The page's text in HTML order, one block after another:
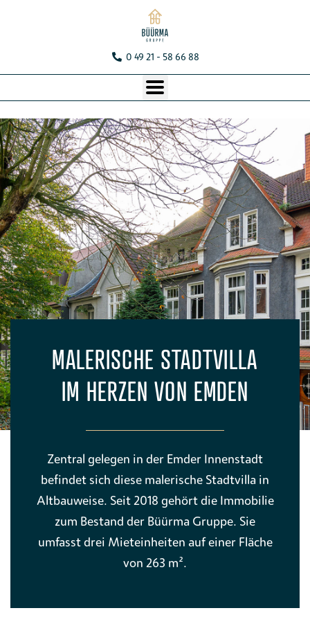
0 49 21 - 58 66 88
MALERISCHE STADTVILLA
IM HERZEN VON EMDEN
Zentral gelegen in der Emder Innenstadt
befindet sich diese malerische Stadtvilla in
Altbauweise. Seit 2018 gehört die Immobilie
zum Bestand der Büürma Gruppe. Sie
umfasst drei Mieteinheiten auf einer Fläche
von 263 m².